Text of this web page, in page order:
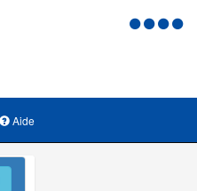
Menu
Aide